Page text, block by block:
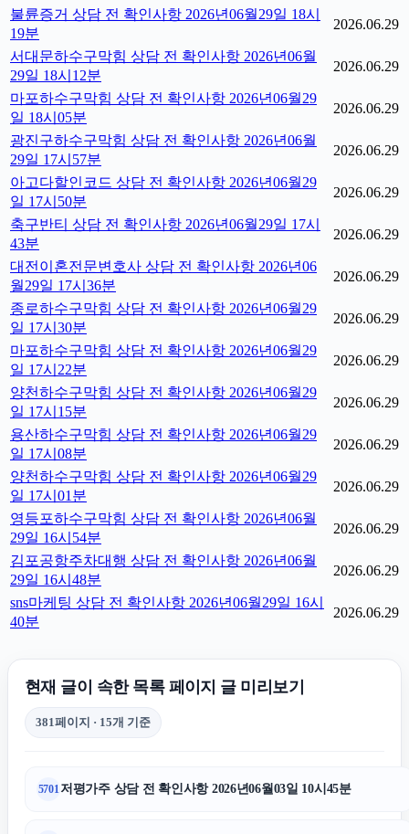
불륜증거 상담 전 확인사항 2026년06월29일 18시
19분
2026.06.29
서대문하수구막힘 상담 전 확인사항 2026년06월
29일 18시12분
2026.06.29
마포하수구막힘 상담 전 확인사항 2026년06월29
일 18시05분
2026.06.29
광진구하수구막힘 상담 전 확인사항 2026년06월
29일 17시57분
2026.06.29
아고다할인코드 상담 전 확인사항 2026년06월29
일 17시50분
2026.06.29
축구반티 상담 전 확인사항 2026년06월29일 17시
43분
2026.06.29
대전이혼전문변호사 상담 전 확인사항 2026년06
월29일 17시36분
2026.06.29
종로하수구막힘 상담 전 확인사항 2026년06월29
일 17시30분
2026.06.29
마포하수구막힘 상담 전 확인사항 2026년06월29
일 17시22분
2026.06.29
양천하수구막힘 상담 전 확인사항 2026년06월29
일 17시15분
2026.06.29
용산하수구막힘 상담 전 확인사항 2026년06월29
일 17시08분
2026.06.29
양천하수구막힘 상담 전 확인사항 2026년06월29
일 17시01분
2026.06.29
영등포하수구막힘 상담 전 확인사항 2026년06월
29일 16시54분
2026.06.29
김포공항주차대행 상담 전 확인사항 2026년06월
29일 16시48분
2026.06.29
sns마케팅 상담 전 확인사항 2026년06월29일 16시
40분
2026.06.29
현재 글이 속한 목록 페이지 글 미리보기
381페이지 · 15개 기준
5701 저평가주 상담 전 확인사항 2026년06월03일 10시45분